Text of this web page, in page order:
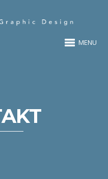
MENU